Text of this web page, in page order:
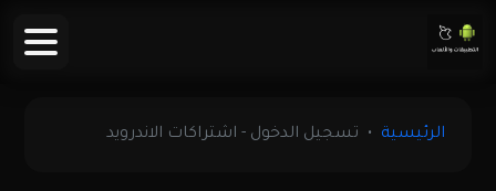
الرئيسية تسجيل الدخول - اشتراكات الاندرويد